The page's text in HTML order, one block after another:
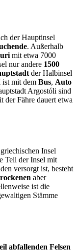
der Hauptinsel
. Außerhalb
mit etwa 7000
nur andere 1500
der Halbinsel
ist mit dem Bus, Auto
Argostóli sind
der Fähre dauert etwa
Insel
Teil der Insel mit
versorgt ist, besteht
aber
ist die
Stämme
abfallenden Felsen